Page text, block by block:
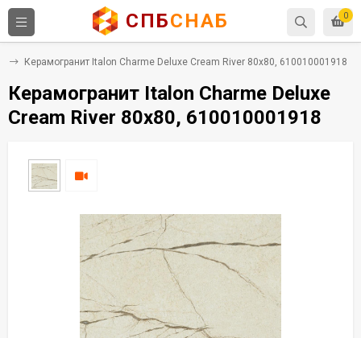
0
СПБСНАБ
Керамогранит Italon Charme Deluxe Cream River 80x80, 610010001918
Керамогранит Italon Charme Deluxe
Cream River 80x80, 610010001918